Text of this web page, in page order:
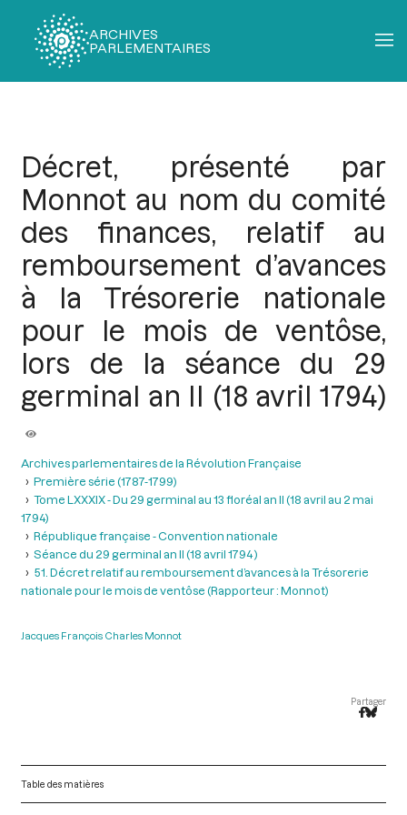
ARCHIVES
PARLEMENTAIRES
Décret, présenté par
Monnot au nom du comité
des finances, relatif au
remboursement d’avances
à la Trésorerie nationale
pour le mois de ventôse,
lors de la séance du 29
germinal an II (18 avril 1794)
Archives parlementaires de la Révolution Française
Première série (1787-1799)
Tome LXXXIX - Du 29 germinal au 13 floréal an II (18 avril au 2 mai
1794)
République française - Convention nationale
Séance du 29 germinal an II (18 avril 1794 )
51. Décret relatif au remboursement d’avances à la Trésorerie
nationale pour le mois de ventôse (Rapporteur : Monnot)
Jacques François Charles Monnot
Partager
Table des matières